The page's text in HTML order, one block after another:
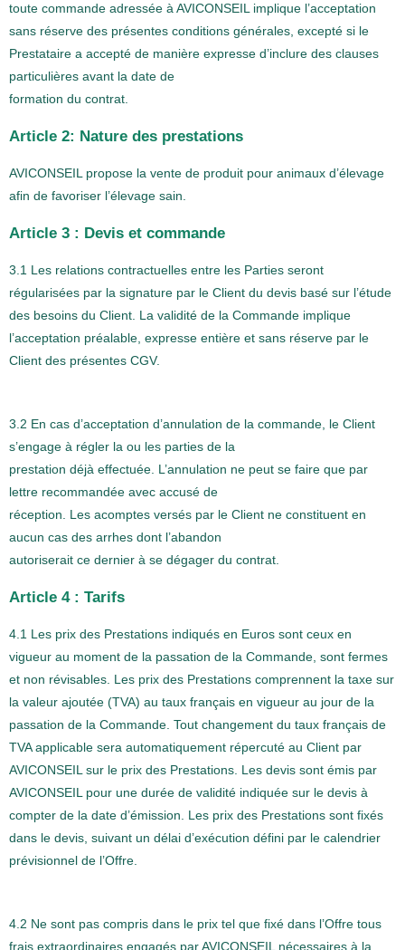
toute commande adressée à AVICONSEIL implique l’acceptation
sans réserve des présentes conditions générales, excepté si le
Prestataire a accepté de manière expresse d’inclure des clauses
particulières avant la date de
formation du contrat.
Article 2: Nature des prestations
AVICONSEIL propose la vente de produit pour animaux d’élevage
afin de favoriser l’élevage sain.
Article 3 : Devis et commande
3.1 Les relations contractuelles entre les Parties seront
régularisées par la signature par le Client du devis basé sur l’étude
des besoins du Client. La validité de la Commande implique
l’acceptation préalable, expresse entière et sans réserve par le
Client des présentes CGV.
3.2 En cas d’acceptation d’annulation de la commande, le Client
s’engage à régler la ou les parties de la
prestation déjà effectuée. L’annulation ne peut se faire que par
lettre recommandée avec accusé de
réception. Les acomptes versés par le Client ne constituent en
aucun cas des arrhes dont l’abandon
autoriserait ce dernier à se dégager du contrat.
Article 4 : Tarifs
4.1 Les prix des Prestations indiqués en Euros sont ceux en
vigueur au moment de la passation de la Commande, sont fermes
et non révisables. Les prix des Prestations comprennent la taxe sur
la valeur ajoutée (TVA) au taux français en vigueur au jour de la
passation de la Commande. Tout changement du taux français de
TVA applicable sera automatiquement répercuté au Client par
AVICONSEIL sur le prix des Prestations. Les devis sont émis par
AVICONSEIL pour une durée de validité indiquée sur le devis à
compter de la date d’émission. Les prix des Prestations sont fixés
dans le devis, suivant un délai d’exécution défini par le calendrier
prévisionnel de l’Offre.
4.2 Ne sont pas compris dans le prix tel que fixé dans l’Offre tous
frais extraordinaires engagés par AVICONSEIL nécessaires à la